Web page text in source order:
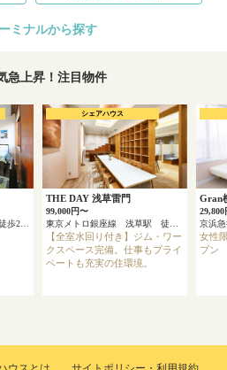
ミナルから探す
急上昇！注目物件
東急多摩川線 下丸子駅 徒歩2分
THE DAY 浅草雷門
99,000円〜
東京メトロ銀座線 浅草駅 徒歩4分
【全室水回り付き】ジム・ワー
クスペース完備。仕事もプライ
ベートも充実の住環境。
シェアハウス
Gran
29,800
女性
プン